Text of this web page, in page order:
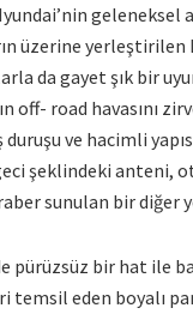
geleneksel
üzerine
da gayet şık bir
road havasını
ve hacimli
şeklindeki anteni,
sunulan bir diğer
pürüzsüz bir hat ile
eden boyalı